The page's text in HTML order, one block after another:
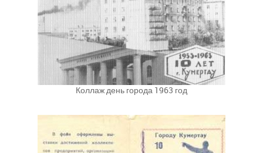
Коллаж день города 1963 год